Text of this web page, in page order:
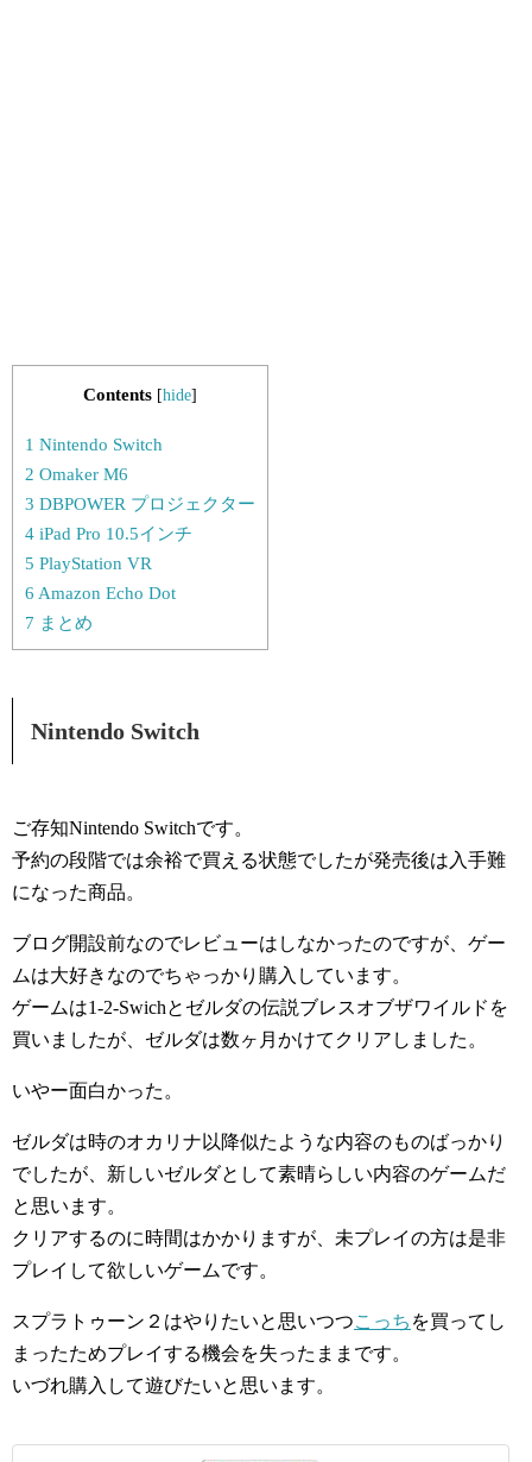
Contents [hide]
1 Nintendo Switch
2 Omaker M6
3 DBPOWER プロジェクター
4 iPad Pro 10.5インチ
5 PlayStation VR
6 Amazon Echo Dot
7 まとめ
Nintendo Switch
ご存知Nintendo Switchです。
予約の段階では余裕で買える状態でしたが発売後は入手難
になった商品。
ブログ開設前なのでレビューはしなかったのですが、ゲー
ムは大好きなのでちゃっかり購入しています。
ゲームは1-2-Swichとゼルダの伝説ブレスオブザワイルドを
買いましたが、ゼルダは数ヶ月かけてクリアしました。
いやー面白かった。
ゼルダは時のオカリナ以降似たような内容のものばっかり
でしたが、新しいゼルダとして素晴らしい内容のゲームだ
と思います。
クリアするのに時間はかかりますが、未プレイの方は是非
プレイして欲しいゲームです。
スプラトゥーン２はやりたいと思いつつこっち を買ってし
まったためプレイする機会を失ったままです。
いづれ購入して遊びたいと思います。